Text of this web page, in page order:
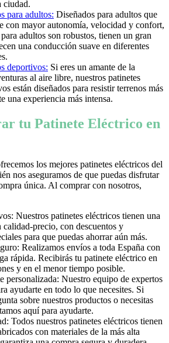
ciudad.
para adultos: Diseñados para adultos que
con mayor autonomía, velocidad y confort,
adultos son robustos, tienen un gran
una conducción suave en diferentes
deportivos: Si eres un amante de la
al aire libre, nuestros patinetes
están diseñados para resistir terrenos más
una experiencia más intensa.
tu Patinete Eléctrico en
los mejores patinetes eléctricos del
nos aseguramos de que puedas disfrutar
única. Al comprar con nosotros,
Nuestros patinetes eléctricos tienen una
calidad-precio, con descuentos y
para que puedas ahorrar aún más.
Realizamos envíos a toda España con
rápida. Recibirás tu patinete eléctrico en
y en el menor tiempo posible.
personalizada: Nuestro equipo de expertos
ayudarte en todo lo que necesites. Si
sobre nuestros productos o necesitas
aquí para ayudarte.
Todos nuestros patinetes eléctricos tienen
con materiales de la más alta